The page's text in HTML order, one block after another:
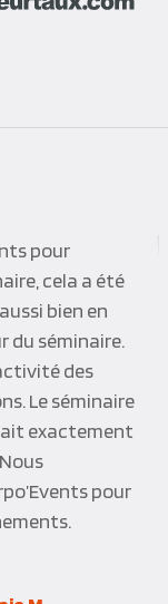
de ses clients,
su s’adapter à
nous proposer
délais
devenu au
les activités